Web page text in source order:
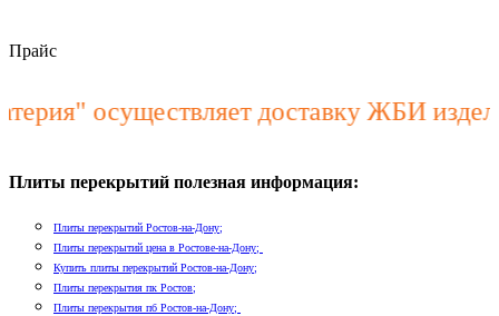
Прайс
осуществляет доставку ЖБИ изделий
Плиты перекрытий полезная информация:
Плиты перекрытий Ростов-на-Дону;
Плиты перекрытий цена в Ростове-на-Дону;
Купить плиты перекрытий Ростов-на-Дону;
Плиты перекрытия пк Ростов;
Плиты перекрытия пб Ростов-на-Дону;